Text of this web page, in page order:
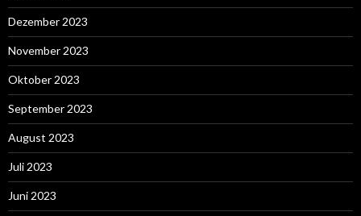
Dezember 2023
November 2023
Oktober 2023
September 2023
August 2023
Juli 2023
Juni 2023